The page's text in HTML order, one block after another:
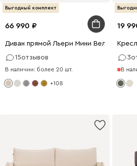
Выгодный комплект
66 990
Диван прямой Льери Мини Велюр
15отзывов
В наличии: более 20 шт.
+108
19
3
В